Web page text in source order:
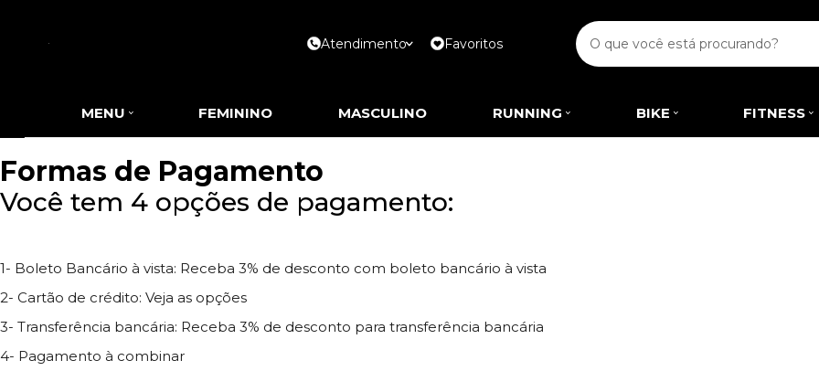
Atendimento Favoritos
MENU FEMININO MASCULINO RUNNING BIKE FITNESS
Formas de Pagamento
Você tem 4 opções de pagamento:
1- Boleto Bancário à vista: Receba 3% de desconto com boleto bancário à vista
2- Cartão de crédito: Veja as opções
3- Transferência bancária: Receba 3% de desconto para transferência bancária
4- Pagamento à combinar